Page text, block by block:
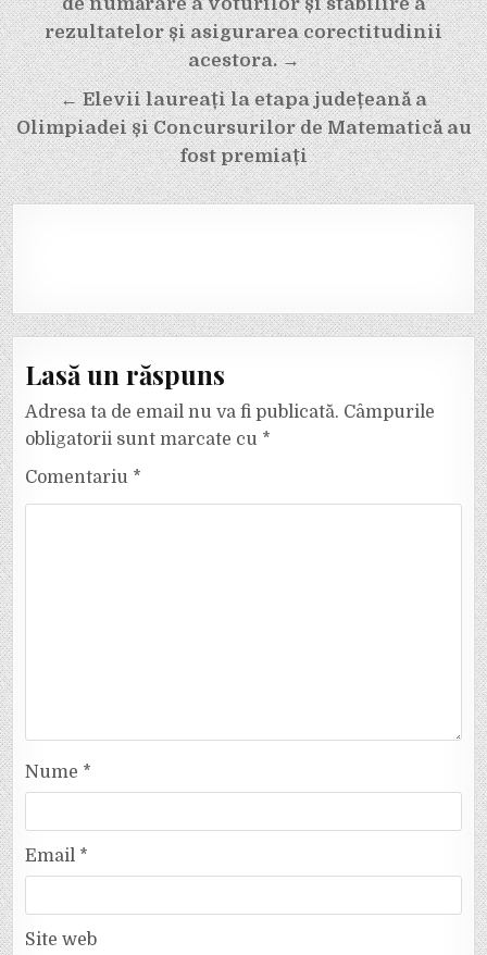
rezultatelor și asigurarea corectitudinii
acestora. →
← Elevii laureați la etapa județeană a
Olimpiadei și Concursurilor de Matematică au
fost premiați
Lasă un răspuns
Adresa ta de email nu va fi publicată. Câmpurile
obligatorii sunt marcate cu *
Comentariu *
Nume *
Email *
Site web